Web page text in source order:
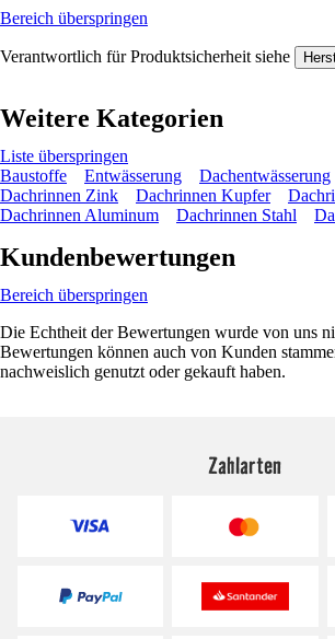
Bereich überspringen
Verantwortlich für Produktsicherheit siehe
Weitere Kategorien
Liste überspringen
Baustoffe
Entwässerung Dachentwässerung
Dachrinnen Zink
Dachrinnen Kupfer
Dachrinnen Aluminum
Dachrinnen Stahl
Kundenbewertungen
Bereich überspringen
Die Echtheit der Bewertungen wurde von uns
Bewertungen können auch von Kunden
nachweislich genutzt oder gekauft haben.
Zahlarten